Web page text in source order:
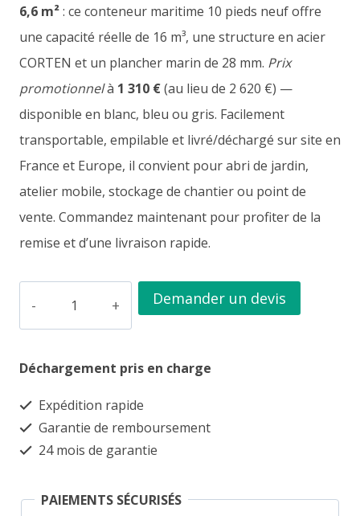
était :
2,620.00€.
est :
1,310.00€.
6,6 m²: ce conteneur maritime 10 pieds neuf offre
une capacité réelle de 16 m³, une structure en acier
CORTEN et un plancher marin de 28 mm. Prix
promotionnelà 1 310 €(au lieu de 2 620 €) —
disponible en blanc, bleu ou gris. Facilement
transportable, empilable et livré/déchargé sur site en
France et Europe, il convient pour abri de jardin,
atelier mobile, stockage de chantier ou point de
vente. Commandez maintenant pour profiter de la
remise et d’une livraison rapide.
maritime
neuf
de
10
-
Demander un devis
Déchargement pris en charge
Expédition rapide
Garantie de remboursement
24 mois de garantie
PAIEMENTS SÉCURISÉS